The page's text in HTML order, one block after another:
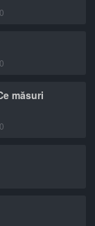
0
0
măsuri
0